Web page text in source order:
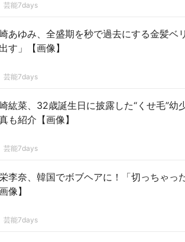
芸能7days
あゆみ、全盛期を秒で過去にする金髪ベ
す」【画像】
芸能7days
紘菜、32歳誕生日に披露した“くせ毛”幼
も紹介【画像】
芸能7days
李奈、韓国でボブヘアに！「切っちゃっ
像】
芸能7days